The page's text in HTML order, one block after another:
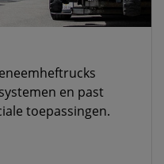
en past
toepassingen.